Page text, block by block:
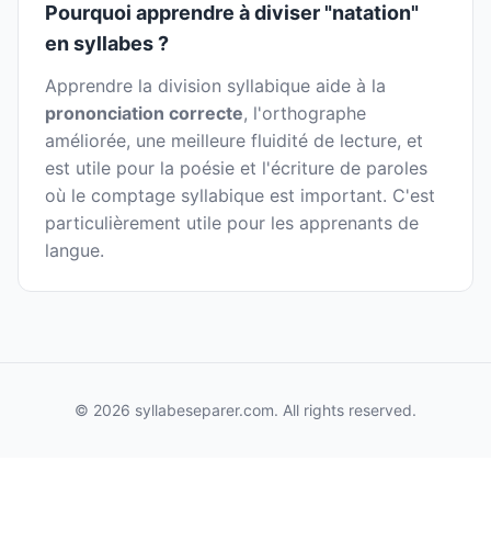
Pourquoi apprendre à diviser "natation"
en syllabes ?
Apprendre la division syllabique aide à la
prononciation correcte, l'orthographe
améliorée, une meilleure fluidité de lecture, et
est utile pour la poésie et l'écriture de paroles
où le comptage syllabique est important. C'est
particulièrement utile pour les apprenants de
langue.
© 2026 syllabeseparer.com. All rights reserved.